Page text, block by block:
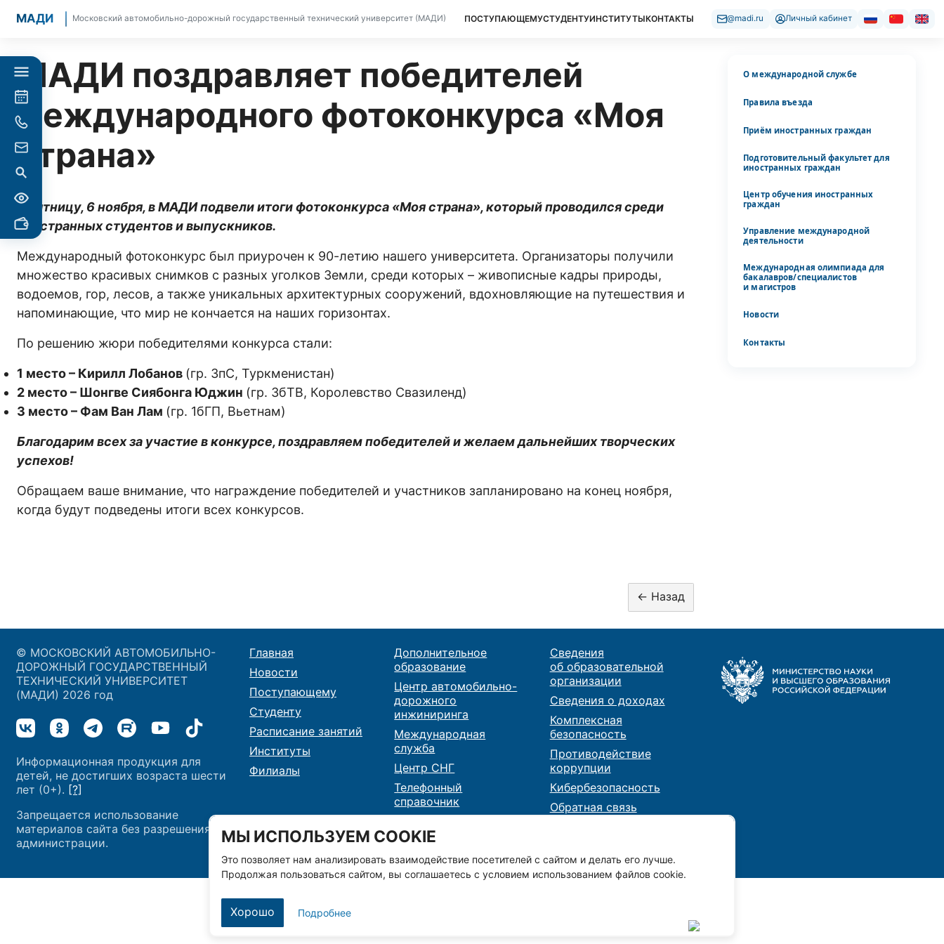
МАДИ Московский автомобильно-дорожный государственный технический университет (МАДИ) ПОСТУПАЮЩЕМУСТУДЕНТУИНСТИТУТЫКОНТАКТЫ @madi.ru Личный кабинет
МАДИ поздравляет победителей
международного фотоконкурса «Моя
страна»
В пятницу, 6 ноября, в МАДИ подвели итоги фотоконкурса «Моя страна», который проводился среди
иностранных студентов и выпускников.
Международный фотоконкурс был приурочен к 90-летию нашего университета. Организаторы получили
множество красивых снимков с разных уголков Земли, среди которых – живописные кадры природы,
водоемов, гор, лесов, а также уникальных архитектурных сооружений, вдохновляющие на путешествия и
напоминающие, что мир не кончается на наших горизонтах.
По решению жюри победителями конкурса стали:
1 место – Кирилл Лобанов (гр. 3пС, Туркменистан)
2 место – Шонгве Сиябонга Юджин (гр. 3бТВ, Королевство Свазиленд)
3 место – Фам Ван Лам (гр. 1бГП, Вьетнам)
Благодарим всех за участие в конкурсе, поздравляем победителей и желаем дальнейших творческих
успехов!
Обращаем ваше внимание, что награждение победителей и участников запланировано на конец ноября,
когда будут подведены итоги всех конкурсов.
О международной службе
Правила въезда
Приём иностранных граждан
Подготовительный факультет для
иностранных граждан
Центр обучения иностранных
граждан
Управление международной
деятельности
Международная олимпиада для
бакалавров/специалистов
и магистров
Новости
Контакты
МЫ ИСПОЛЬЗУЕМ COOKIE
Это позволяет нам анализировать взаимодействие посетителей с сайтом и делать его лучше.
Продолжая пользоваться сайтом, вы соглашаетесь с условием использованием файлов cookie.
Хорошо Подробнее
© МОСКОВСКИЙ АВТОМОБИЛЬНО-
ДОРОЖНЫЙ ГОСУДАРСТВЕННЫЙ
ТЕХНИЧЕСКИЙ УНИВЕРСИТЕТ
(МАДИ) 2026 год
Информационная продукция для
детей, не достигших возраста шести
лет (0+). [?]
Запрещается использование
материалов сайта без разрешения
администрации.
Главная
Новости
Поступающему
Студенту
Расписание занятий
Институты
Филиалы
Дополнительное
образование
Центр автомобильно-
дорожного
инжиниринга
Международная
служба
Центр СНГ
Телефонный
справочник
RSS
Сведения
об образовательной
организации
Сведения о доходах
Комплексная
безопасность
Противодействие
коррупции
Кибербезопасность
Обратная связь